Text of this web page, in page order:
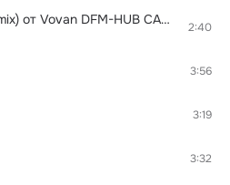
Только Ранена (Remix) от Vovan DFM-HUB САМАЯ НОВАЯ МУЗЫКА РЕЛИЗЫ СБОРНИКИ НОВИНКИ РАДИОСТАНЦИЙ ВЫКЛАДЫВАЮТСЯ ТОЛЬКО НА ЭТОМ ХАБЕ В ЛАНТЕ - DFM-HUB 93.186.99.118(двоеточие)411 2:40
3:56
3:19
3:32